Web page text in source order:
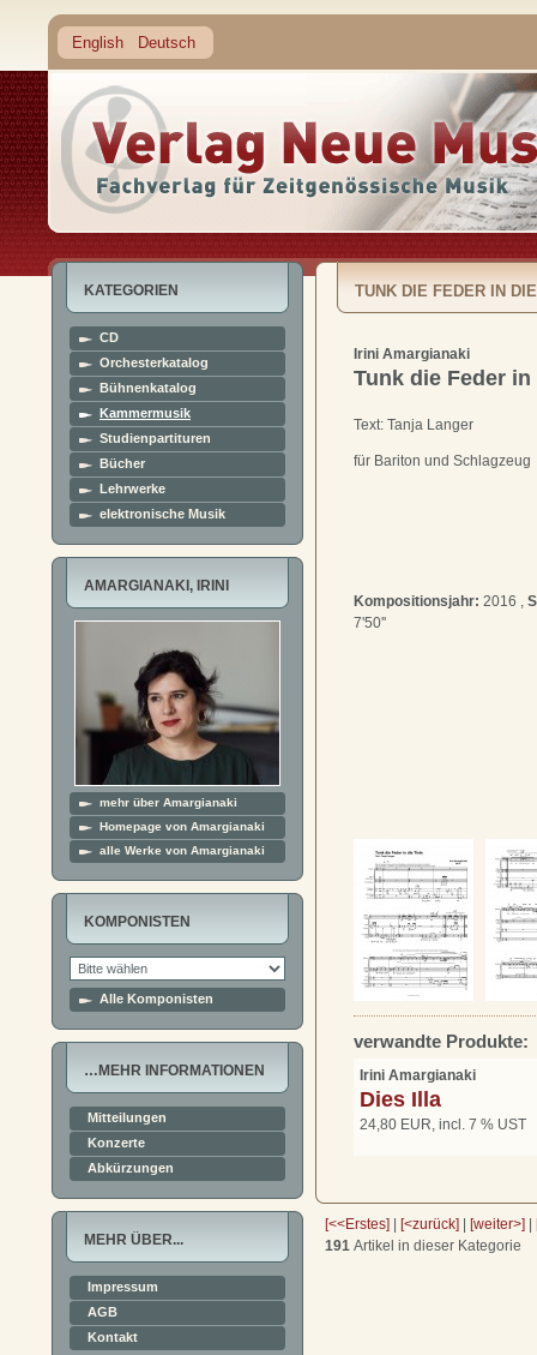
English Deutsch
KATEGORIEN
CD
Orchesterkatalog
Bühnenkatalog
Kammermusik
Studienpartituren
Bücher
Lehrwerke
elektronische Musik
AMARGIANAKI, IRINI
mehr über Amargianaki
Homepage von Amargianaki
alle Werke von Amargianaki
KOMPONISTEN
Alle Komponisten
…MEHR INFORMATIONEN
Mitteilungen
Konzerte
Abkürzungen
MEHR ÜBER...
Impressum
AGB
Kontakt
TUNK DIE FEDER IN
Irini Amargianaki
Tunk die Feder
Text: Tanja Langer
für Bariton und Schlagzeug
Kompositionsjahr: 2016 ,
7'50''
verwandte Produkte:
Irini Amargianaki
Dies Illa
24,80 EUR, incl. 7 % UST
[<<Erstes] | [<zurück] | [weiter>] |
191 Artikel in dieser Kategorie